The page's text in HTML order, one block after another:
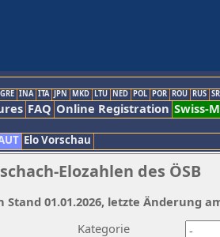
GRE INA ITA JPN MKD LTU NED POL POR ROU RUS
FAQ Online Registration Swiss-
Elo Vorschau
Elozahlen des ÖSB
Kategorie
Stand 01.01.2026, letzte Änderung